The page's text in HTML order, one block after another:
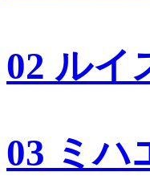
02 ルイ
03 ミハ